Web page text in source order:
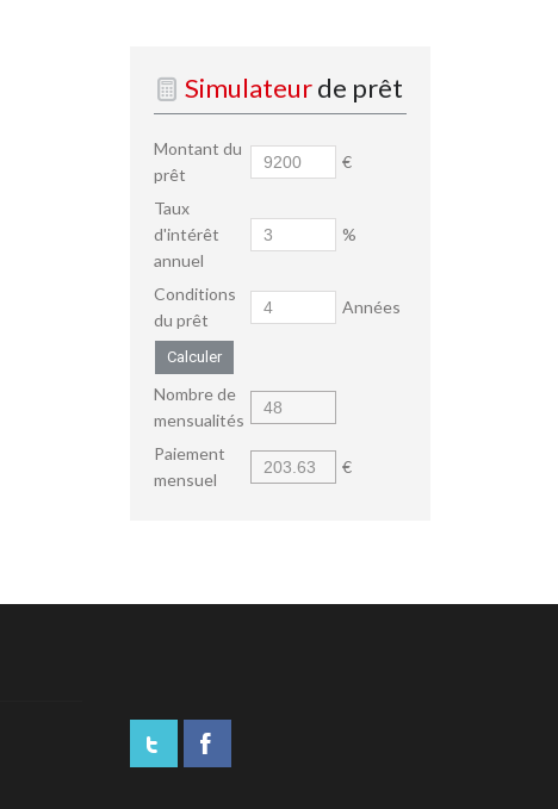
Simulateurde prêt
Montant du
prêt
€
Taux
d'intérêt
annuel
%
Conditions
du prêt
Années
Calculer
Nombre de
mensualités
Paiement
mensuel
€